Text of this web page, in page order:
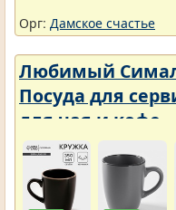
Орг: Дамское счастье
Любимый
Посуда для
для чая и кофе